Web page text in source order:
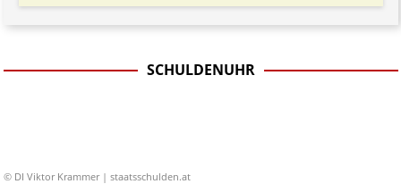
SCHULDENUHR
© DI Viktor Krammer | staatsschulden.at